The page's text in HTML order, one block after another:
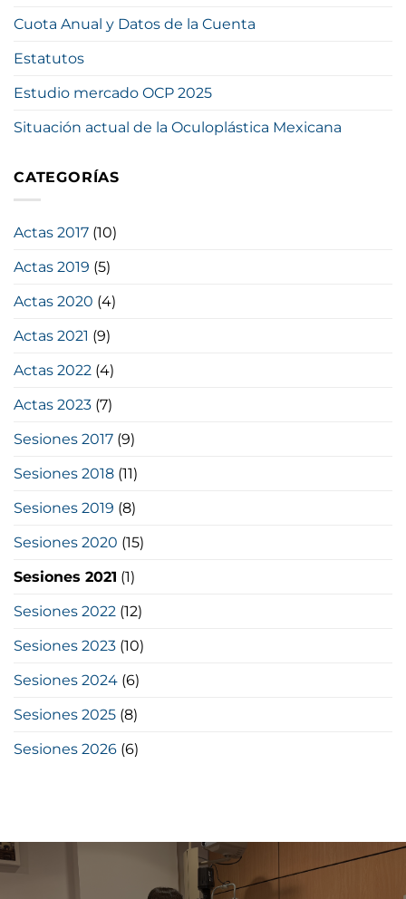
Cuota Anual y Datos de la Cuenta
Estatutos
Estudio mercado OCP 2025
Situación actual de la Oculoplástica Mexicana
CATEGORÍAS
Actas 2017 (10)
Actas 2019 (5)
Actas 2020 (4)
Actas 2021 (9)
Actas 2022 (4)
Actas 2023 (7)
Sesiones 2017 (9)
Sesiones 2018 (11)
Sesiones 2019 (8)
Sesiones 2020 (15)
Sesiones 2021 (1)
Sesiones 2022 (12)
Sesiones 2023 (10)
Sesiones 2024 (6)
Sesiones 2025 (8)
Sesiones 2026 (6)